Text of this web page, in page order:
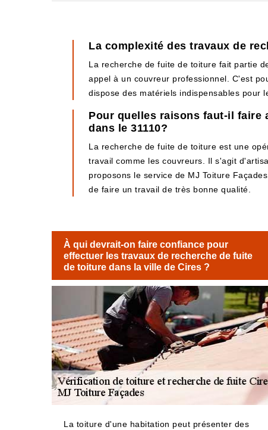
La complexité des travaux de
La recherche de fuite de toiture fait partie
appel à un couvreur professionnel. C'est
dispose des matériels indispensables pour
Pour quelles raisons faut-il faire
dans le 31110?
La recherche de fuite de toiture est une
travail comme les couvreurs. Il s'agit
proposons le service de MJ Toiture
de faire un travail de très bonne qualité.
À qui devrait-on faire confiance pour
effectuer les travaux de recherche de fuite
de toiture dans la ville de Cires ?
La toiture d'une habitation peut présenter des